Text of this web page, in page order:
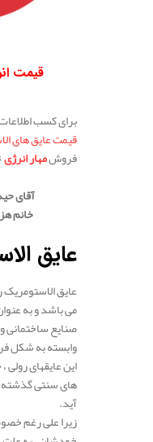
قیمت
برای کسب
قیمت عایق های
فروشمهار انرژی
آقای
خانم
عایق
عایق
می باشد و به
صنایع ساختمانی
وابسته به شکل
این عایقهای
های سنتی
آید.
زیرا علی رغم